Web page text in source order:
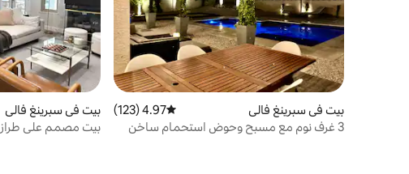
بيت في سبرينغ فالي متوسط التقييم 4.97 من 5، 123 مراجعات
4.97 (123)
3 غرف نوم مع مسبح وحوض استحمام ساخن
بيت في سبرينغ فالي
بيت مصمم على